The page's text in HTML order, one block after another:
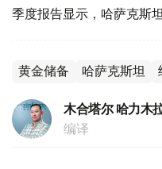
季度报告显示，哈萨克斯
黄金储备 哈萨克斯坦
木合塔尔 哈力木
编译